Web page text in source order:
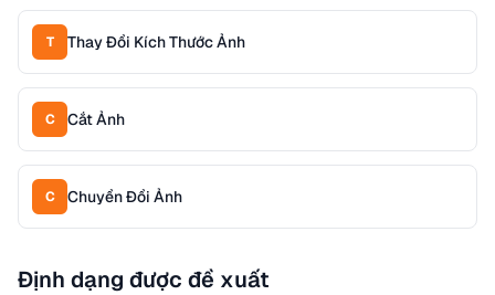
T Thay Đổi Kích Thước Ảnh
C Cắt Ảnh
C Chuyển Đổi Ảnh
Định dạng được đề xuất